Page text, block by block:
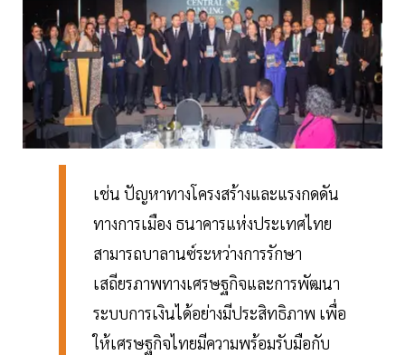
เช่น ปัญหาทางโครงสร้างและแรงกดดัน
ทางการเมือง ธนาคารแห่งประเทศไทย
สามารถบาลานซ์ระหว่างการรักษา
เสถียรภาพทางเศรษฐกิจและการพัฒนา
ระบบการเงินได้อย่างมีประสิทธิภาพ เพื่อ
ให้เศรษฐกิจไทยมีความพร้อมรับมือกับ